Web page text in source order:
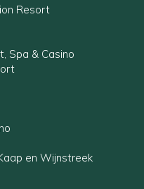
Resort
Spa & Casino
en Wijnstreek